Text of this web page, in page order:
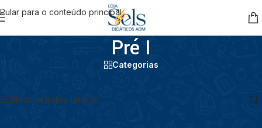
Pular para o conteúdo principal
Pré I
Categorias
Mostrar barra lateral